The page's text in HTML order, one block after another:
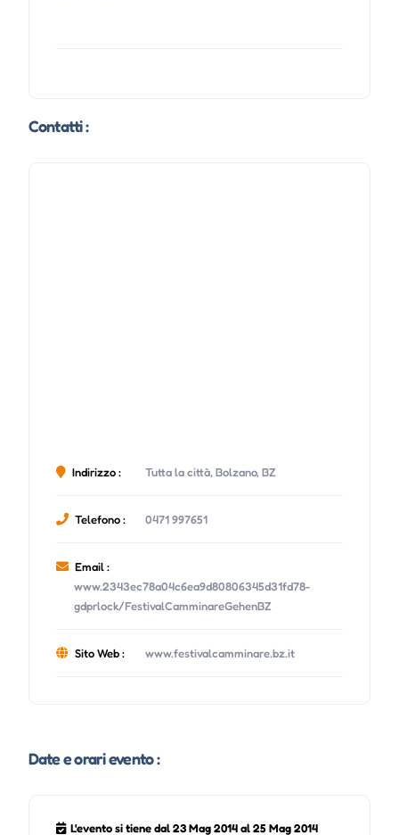
Contatti :
Indirizzo : Tutta la città, Bolzano, BZ
Telefono : 0471 997651
Email :
www.2343ec78a04c6ea9d80806345d31fd78-
gdprlock/FestivalCamminareGehenBZ
Sito Web : www.festivalcamminare.bz.it
Date e orari evento :
L'evento si tiene dal 23 Mag 2014 al 25 Mag 2014